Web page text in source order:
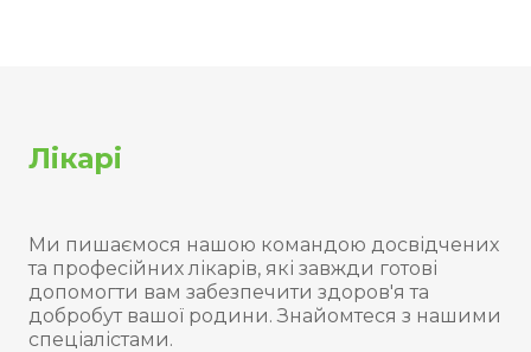
Лікарі
Ми пишаємося нашою командою досвідчених
та професійних лікарів, які завжди готові
допомогти вам забезпечити здоров'я та
добробут вашої родини. Знайомтеся з нашими
спеціалістами.